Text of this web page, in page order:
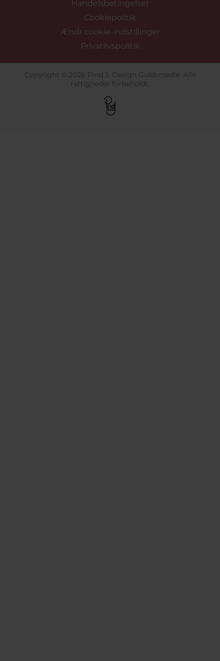
Handelsbetingelser
Cookiepolitik
Ændr cookie-indstillinger
Privatlivspolitik
Copyright © 2026 Pind J. Design Guldsmedie. Alle
rettigheder forbeholdt.